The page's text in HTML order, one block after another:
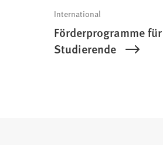
International
Förderprogramme
Studierende